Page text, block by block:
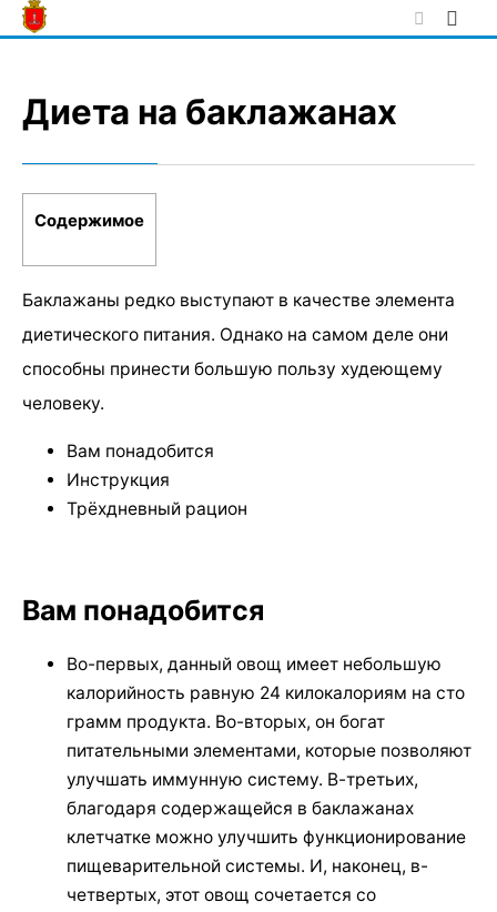
Skip
to
Диета на баклажанах
Содержимое
Баклажаны редко выступают в качестве элемента
диетического питания. Однако на самом деле они
способны принести большую пользу худеющему
человеку.
Вам понадобится
Инструкция
Трёхдневный рацион
Вам понадобится
Во-первых, данный овощ имеет небольшую
калорийность равную 24 килокалориям на сто
грамм продукта. Во-вторых, он богат
питательными элементами, которые позволяют
улучшать иммунную систему. В-третьих,
благодаря содержащейся в баклажанах
клетчатке можно улучшить функционирование
пищеварительной системы. И, наконец, в-
четвертых, этот овощ сочетается со